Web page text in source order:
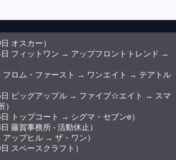
オスカー）
フィットワン → アップフロントトレンド →
フロム・ファースト → ワンエイト → テアトル
日 ビッグアップル → ファイブ☆エイト → スマ
トップコート → シグマ・セブンe）
藤賀事務所 - 活動休止）
ップヒル → ザ・ワン）
スペースクラフト）